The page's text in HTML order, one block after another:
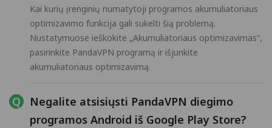
Kai kurių įrenginių numatytoji programos akumuliatoriaus
optimizavimo funkcija gali sukelti šią problemą.
Nustatymuose ieškokite „Akumuliatoriaus optimizavimas“,
pasirinkite PandaVPN programą ir išjunkite
akumuliatoriaus optimizavimą.
Negalite atsisiųsti PandaVPN diegimo
programos Android iš Google Play Store?